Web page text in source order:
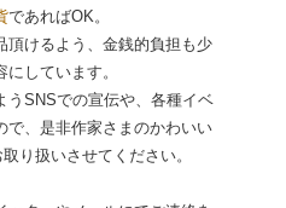
であればOK。
頂けるよう、金銭的負担も少
しています。
うSNSでの宣伝や、各種イベ
で、是非作家さまのかわいい
り扱いさせてください。